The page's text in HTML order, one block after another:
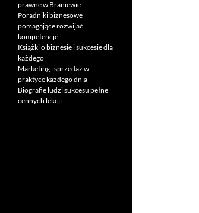
prawne w Braniewie
Poradniki biznesowe
pomagające rozwijać
kompetencje
Książki o biznesie i sukcesie dla
każdego
Marketing i sprzedaż w
praktyce każdego dnia
Biografie ludzi sukcesu pełne
cennych lekcji